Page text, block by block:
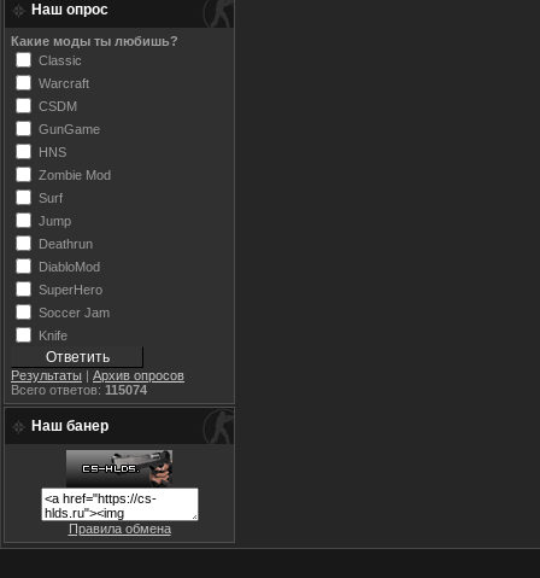
Наш опрос
Какие моды ты любишь?
Classic
Warcraft
CSDM
GunGame
HNS
Zombie Mod
Surf
Jump
Deathrun
DiabloMod
SuperHero
Soccer Jam
Knife
Результаты | Архив опросов
Всего ответов: 115074
Наш банер
Правила обмена